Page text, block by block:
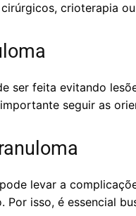
crioterapia
ser feita evitando
seguir as
levar a
Por isso, é essencial